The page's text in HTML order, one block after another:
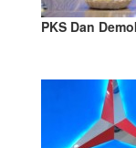
PKS Dan